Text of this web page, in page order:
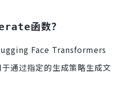
函数？
Face Transformers
通过指定的生成策略生成文